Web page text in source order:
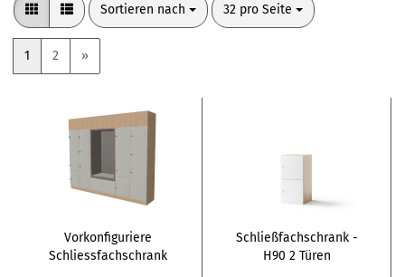
Sortieren nach
Sortieren nach 32 pro Seite
pro Seite
1 2 »
Vorkonfiguriere
Schliessfachschrank
Schließfachschrank -
H90 2 Türen